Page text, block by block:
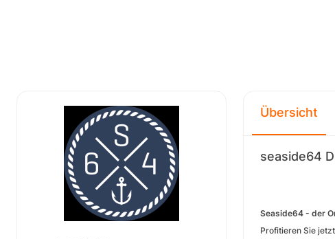
Übersicht
seaside64
Seaside64 - der
Profitieren Sie